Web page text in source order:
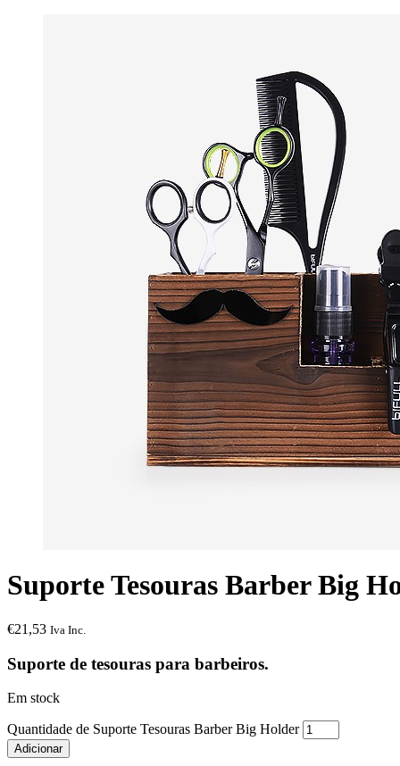
Suporte Tesouras Barber Big
€21,53 Iva Inc.
Suporte de tesouras para barbeiros.
Em stock
Quantidade de Suporte Tesouras Barber Big Holder
Adicionar